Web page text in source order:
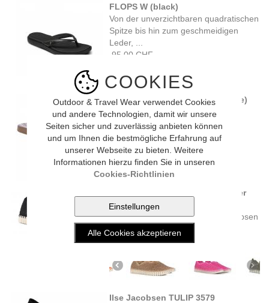
COOKIES
Outdoor & Travel Wear verwendet Cookies
und andere Technologien, damit wir unsere
Seiten sicher und zuverlässig anbieten können
und um Ihnen die bestmögliche Erfahrung auf
unserer Webseite zu bieten. Weitere
Informationen hierzu finden Sie in unseren
Cookies-Richtlinien
FLOPS W (black)
Von der unverzichtbaren quadratischen
Spitze bis hin zum geschmeidigen
Leder, ...
95.00 CHF
Reef TIDES FLIP FLOPS W (white)
Für alle, die sich mehr Komfort
wünschen, haben wir ein ...
70.00 CHF
Ilse Jacobsen TULIP 3275 Slipper
(black)
Dieser leichte Schuh von Ilse Jacobsen
ist perfekt für jede ...
89.00 CHF
Ilse Jacobsen TULIP 3579